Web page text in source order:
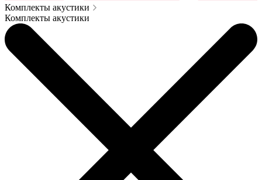
Комплекты акустики
Комплекты акустики